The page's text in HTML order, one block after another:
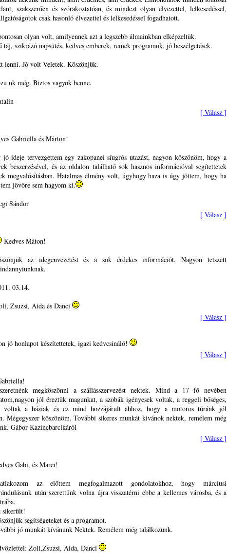
szakszerűen és szórakoztatóan, és mindezt olyan élvezettel, lelkesedéssel,
csak hasonló élvezettel és lelkesedéssel fogadhatott.
olyan volt, amilyennek azt a legszebb álmainkban elképzeltük.
táj, szikrázó napsütés, kedves emberek, remek programok, jó beszélgetések.
lenni. Jó volt Veletek. Köszönjük.
nk még. Biztos vagyok benne.
[ Válasz ]
Gabriella és Márton!
jó ideje tervezgettem egy zakopanei síugrós utazást, nagyon köszönöm, hogy a
beszerzésével, és az oldalon található sok hasznos információval segítettetek
megvalósításban. Hatalmas élmény volt, úgyhogy haza is úgy jöttem, hogy ha
jövőre sem hagyom ki.
Sándor
[ Válasz ]
Kedves Máton!
az idegenvezetést és a sok érdekes információt. Nagyon tetszett
03.14.
Zsuzsi, Aida és Danci
[ Válasz ]
jó honlapot készítettetek, igazi kedvcsináló!
[ Válasz ]
megköszönni a szállásszervezést nektek. Mind a 17 fő nevében
jól éreztük magunkat, a szobák igényesek voltak, a reggeli bőséges,
voltak a háziak és ez mind hozzájárult ahhoz, hogy a motoros túránk jól
Mégegyszer köszönöm. További sikeres munkát kivánok nektek, remélem még
Gábor Kazincbarcikáról
[ Válasz ]
Gabi, és Marci!
az előttem megfogalmazott gondolatokhoz, hogy márciusi
után szerettünk volna újra visszatérni ebbe a kellemes városba, és a
sikerült!
segítségeteket és a programot.
jó munkát kívánunk Nektek. Remélem még találkozunk.
Zoli,Zsuzsi, Aida, Danci